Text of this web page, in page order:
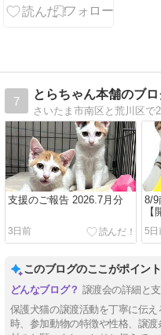
7
とらちゃん本舗のブロ
支援のご報告 2026.7月分
3日前
8/9
【
5日
このブログのここがポイント
譲渡会の詳細と
保護犬猫の譲渡活動を丁寧に伝
時、参加動物の特徴や性格、譲